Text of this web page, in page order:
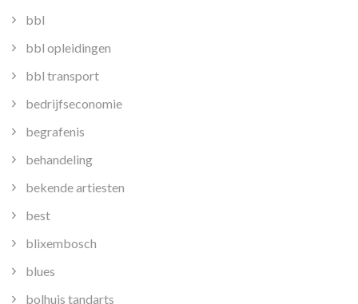
bbl
bbl opleidingen
bbl transport
bedrijfseconomie
begrafenis
behandeling
bekende artiesten
best
blixembosch
blues
bolhuis tandarts